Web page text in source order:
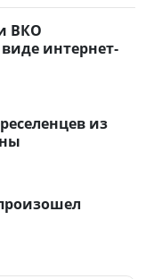
ВКО
интернет-
из